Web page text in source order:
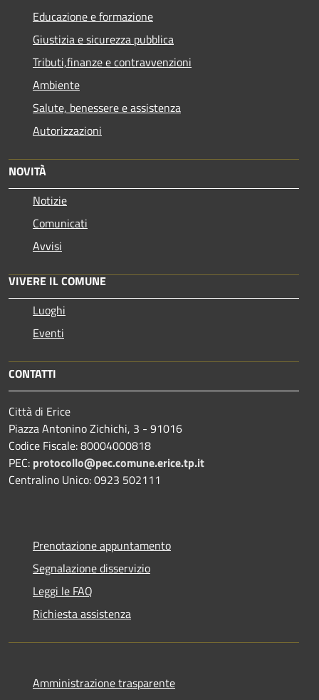
Educazione e formazione
Giustizia e sicurezza pubblica
Tributi,finanze e contravvenzioni
Ambiente
Salute, benessere e assistenza
Autorizzazioni
NOVITÀ
Notizie
Comunicati
Avvisi
VIVERE IL COMUNE
Luoghi
Eventi
CONTATTI
Città di Erice
Piazza Antonino Zichichi, 3 - 91016
Codice Fiscale: 80004000818
PEC: protocollo@pec.comune.erice.tp.it
Centralino Unico: 0923 502111
Prenotazione appuntamento
Segnalazione disservizio
Leggi le FAQ
Richiesta assistenza
Amministrazione trasparente